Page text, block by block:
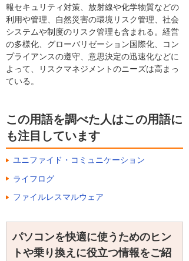
報セキュリティ対策、放射線や化学物質などの
利用や管理、自然災害の環境リスク管理、社会
システムや制度のリスク管理も含まれる。経営
の多様化、グローバリゼーション国際化、コン
プライアンスの遵守、意思決定の迅速化などに
よって、リスクマネジメントのニーズは高まっ
ている。
この用語を調べた人はこの用語に
も注目しています
ユニファイド・コミュニケーション
ライフログ
ファイルレスマルウェア
パソコンを快適に使うためのヒン
トや乗り換えに役立つ情報をご紹